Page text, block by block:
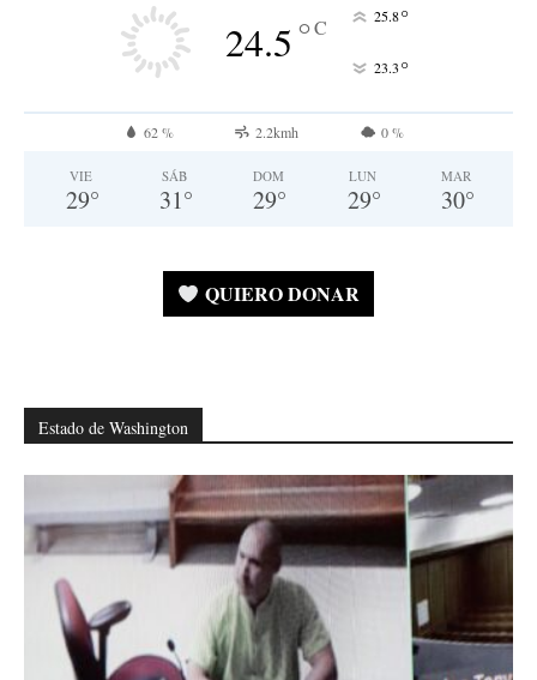
24.5°C 25.8°
23.3°
62 % 2.2kmh 0 %
VIE
29°
SÁB
31°
DOM
29°
LUN
29°
MAR
30°
QUIERO DONAR
Estado de Washington